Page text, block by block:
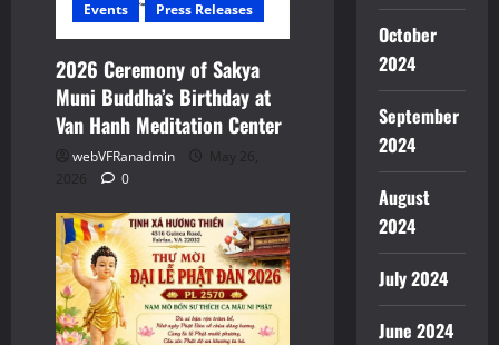
Events Press Releases
2026 Ceremony of Sakya
Muni Buddha’s Birthday at
Van Hanh Meditation Center
webVFRanadmin
May 26,
2026
0
October
2024
September
2024
August
2024
July 2024
June 2024